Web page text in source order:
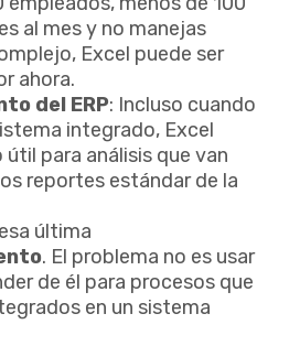
al mes y no manejas
Excel puede ser
ahora.
del ERP: Incluso cuando
integrado, Excel
útil para análisis que van
reportes estándar de la
última
. El problema no es usar
de él para procesos que
en un sistema